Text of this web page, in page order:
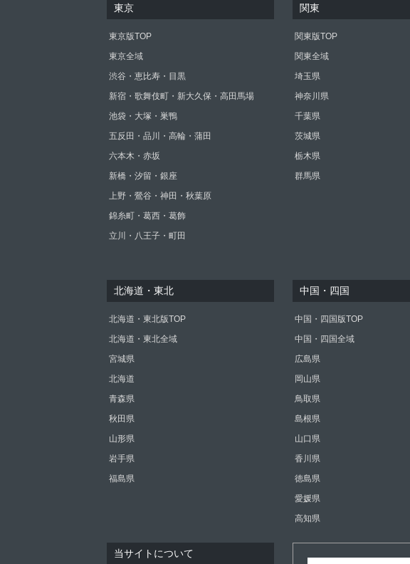
東京
東京版TOP
東京全域
渋谷・恵比寿・目黒
新宿・歌舞伎町・新大久保・高田馬場
池袋・大塚・巣鴨
五反田・品川・高輪・蒲田
六本木・赤坂
新橋・汐留・銀座
上野・鶯谷・神田・秋葉原
錦糸町・葛西・葛飾
立川・八王子・町田
関東
関東版TOP
関東全域
埼玉県
神奈川県
千葉県
茨城県
栃木県
群馬県
北海道・東北
北海道・東北版TOP
北海道・東北全域
宮城県
北海道
青森県
秋田県
山形県
岩手県
福島県
中国・四国
中国・四国版TOP
中国・四国全域
広島県
岡山県
鳥取県
島根県
山口県
香川県
徳島県
愛媛県
高知県
当サイトについて